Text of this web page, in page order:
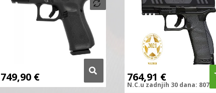
749,90 € 764,91 €
N.C.u zadnjih 30 dana: 807,40